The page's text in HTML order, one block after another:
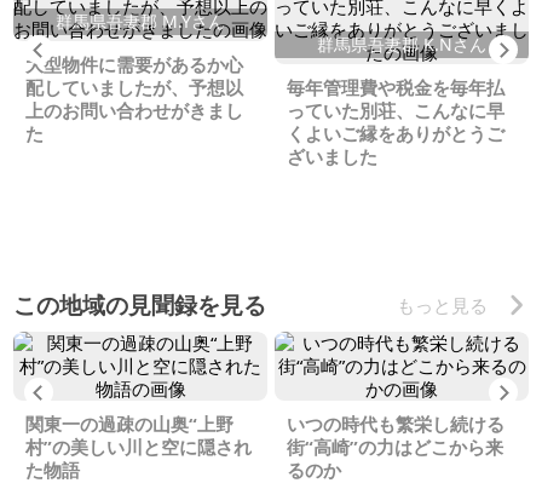
群馬県吾妻郡 M.Yさん
大型物件に需要があるか心
配していましたが、予想以
上のお問い合わせがきまし
た
群馬県吾妻郡 K.Nさん
毎年管理費や税金を毎年払
っていた別荘、こんなに早
くよいご縁をありがとうご
ざいました
この地域の見聞録を見る もっと見る
Previous
関東一の過疎の山奥“上野
村”の美しい川と空に隠され
た物語
いつの時代も繁栄し続ける
街“高崎”の力はどこから来
るのか